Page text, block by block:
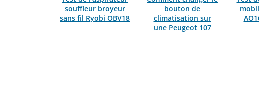
souffleur broyeur
sans fil Ryobi OBV18
bouton de
climatisation sur
une Peugeot 107